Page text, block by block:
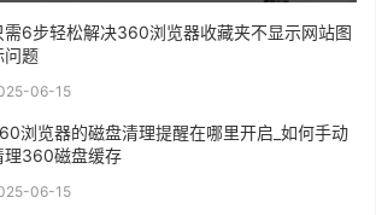
需6步轻松解决360浏览器收藏夹不显示网站图
问题
06-15
浏览器的磁盘清理提醒在哪里开启_如何手动
理360磁盘缓存
06-15